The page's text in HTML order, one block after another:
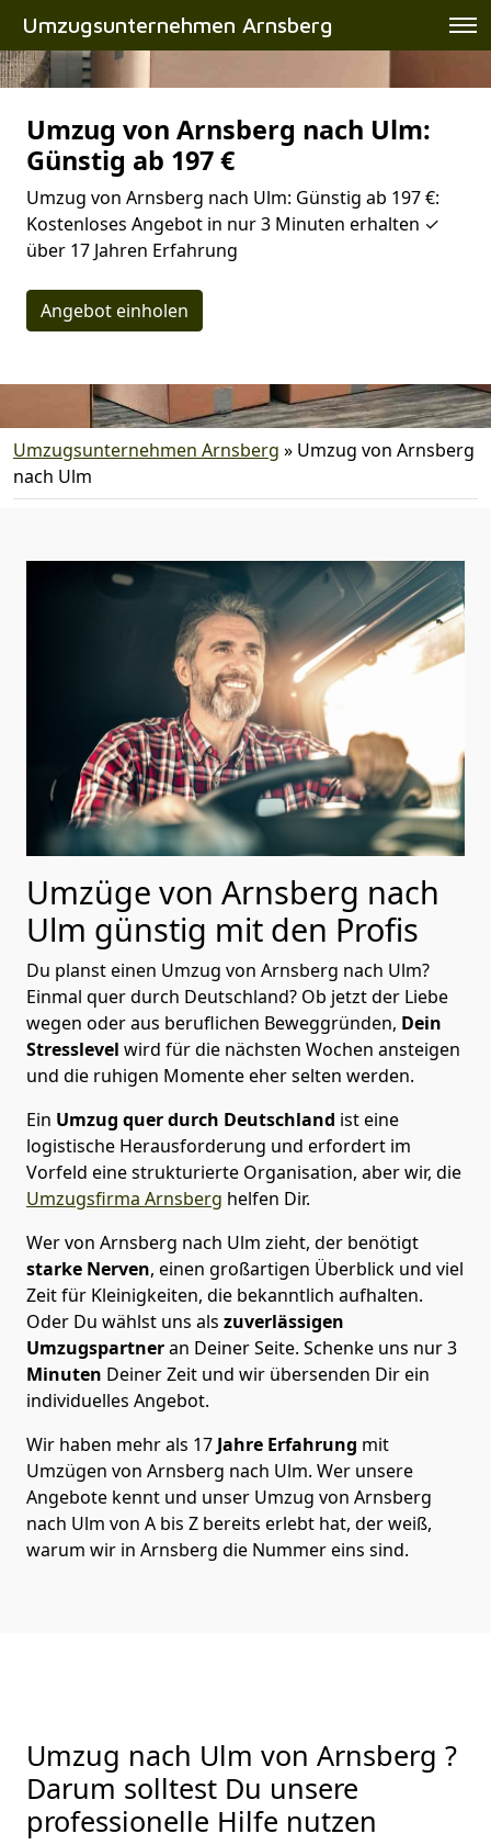
Umzugsunternehmen Arnsberg
Umzug von Arnsberg nach Ulm:
Günstig ab 197 €
Umzug von Arnsberg nach Ulm: Günstig ab 197 €:
Kostenloses Angebot in nur 3 Minuten erhalten ✓
über 17 Jahren Erfahrung
Angebot einholen
Umzugsunternehmen Arnsberg » Umzug von Arnsberg
nach Ulm
Umzüge von Arnsberg nach
Ulm günstig mit den Profis
Du planst einen Umzug von Arnsberg nach Ulm?
Einmal quer durch Deutschland? Ob jetzt der Liebe
wegen oder aus beruflichen Beweggründen, Dein
Stresslevel wird für die nächsten Wochen ansteigen
und die ruhigen Momente eher selten werden.
Ein Umzug quer durch Deutschland ist eine
logistische Herausforderung und erfordert im
Vorfeld eine strukturierte Organisation, aber wir, die
Umzugsfirma Arnsberg helfen Dir.
Wer von Arnsberg nach Ulm zieht, der benötigt
starke Nerven, einen großartigen Überblick und viel
Zeit für Kleinigkeiten, die bekanntlich aufhalten.
Oder Du wählst uns als zuverlässigen
Umzugspartneran Deiner Seite. Schenke uns nur3
Minuten Deiner Zeit und wir übersenden Dir ein
individuelles Angebot.
Wir haben mehr als 17 Jahre Erfahrung mit
Umzügen von Arnsberg nach Ulm. Wer unsere
Angebote kennt und unser Umzug von Arnsberg
nach Ulm von A bis Z bereits erlebt hat, der weiß,
warum wir in Arnsberg die Nummer eins sind.
Umzug nach Ulm von Arnsberg ?
Darum solltest Du unsere
professionelle Hilfe nutzen